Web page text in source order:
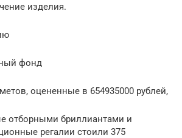
изделия.
фонд
оцененные в 654935000 рублей,
отборными бриллиантами и
регалии стоили 375